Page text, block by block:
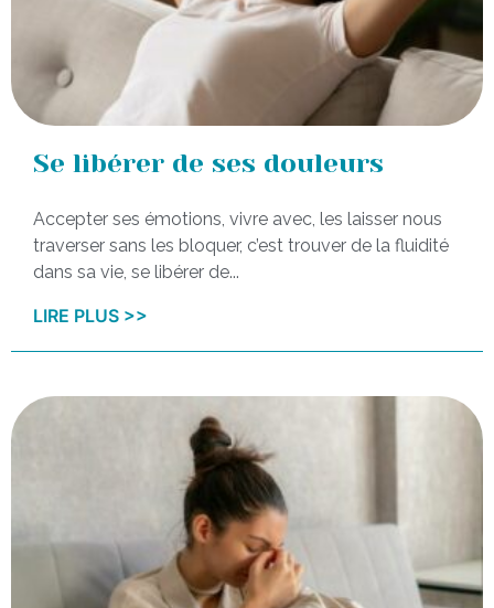
Se libérer de ses douleurs
Accepter ses émotions, vivre avec, les laisser nous
traverser sans les bloquer, c’est trouver de la fluidité
dans sa vie, se libérer de...
LIRE PLUS >>